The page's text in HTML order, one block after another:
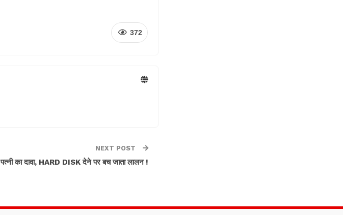
372
NEXT POST
पत्नी का दावा, HARD DISK देने पर बच जाता लालन !